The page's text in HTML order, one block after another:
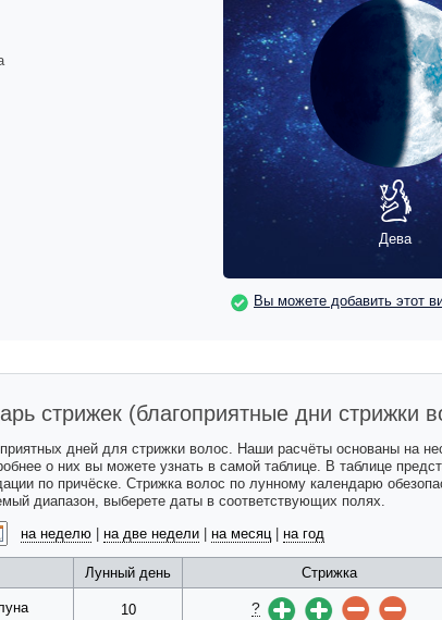
Дева
Вы можете добавить этот
стрижек (благоприятные дни стрижки
дней для стрижки волос. Наши расчёты основаны на
о них вы можете узнать в самой таблице. В таблице
по причёске. Стрижка волос по лунному календарю
диапазон, выберете даты в соответствующих полях.
на неделю на две недели на месяц| на год
Лунный день Стрижка
10 ?